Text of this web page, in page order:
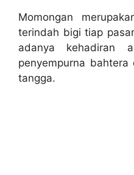
Momongan
terindah bigi tiap
adanya kehadiran
penyempurna
tangga.